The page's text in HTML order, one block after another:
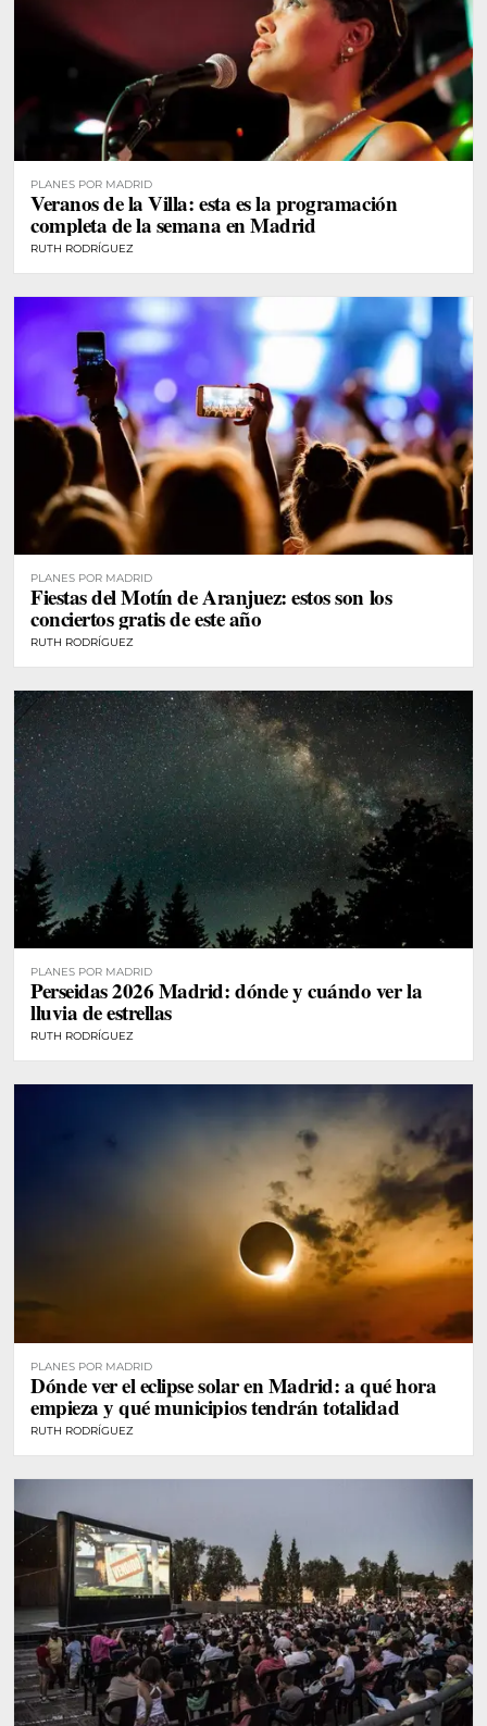
PLANES POR MADRID
Veranos de la Villa: esta es la programación
completa de la semana en Madrid
RUTH RODRÍGUEZ
PLANES POR MADRID
Fiestas del Motín de Aranjuez: estos son los
conciertos gratis de este año
RUTH RODRÍGUEZ
PLANES POR MADRID
Perseidas 2026 Madrid: dónde y cuándo ver la
lluvia de estrellas
RUTH RODRÍGUEZ
PLANES POR MADRID
Dónde ver el eclipse solar en Madrid: a qué hora
empieza y qué municipios tendrán totalidad
RUTH RODRÍGUEZ